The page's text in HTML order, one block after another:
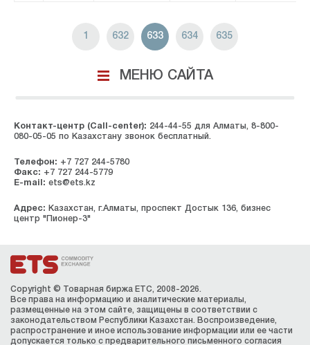
1 632 633 634 635
МЕНЮ САЙТА
Контакт-центр (Call-center): 244-44-55 для Алматы, 8-800-
080-05-05 по Казахстану звонок бесплатный.
Телефон: +7 727 244-5780
Факс: +7 727 244-5779
E-mail: ets@ets.kz
Адрес: Казахстан, г.Алматы, проспект Достык 136, бизнес
центр "Пионер-3"
Copyright © Товарная биржа ЕТС, 2008-2026.
Все права на информацию и аналитические материалы,
размещенные на этом сайте, защищены в соответствии с
законодательством Республики Казахстан. Воспроизведение,
распространение и иное использование информации или ее части
допускается только с предварительного письменного согласия